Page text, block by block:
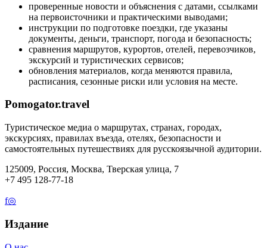
проверенные новости и объяснения с датами, ссылками
на первоисточники и практическими выводами;
инструкции по подготовке поездки, где указаны
документы, деньги, транспорт, погода и безопасность;
сравнения маршрутов, курортов, отелей, перевозчиков,
экскурсий и туристических сервисов;
обновления материалов, когда меняются правила,
расписания, сезонные риски или условия на месте.
Pomogator.travel
Туристическое медиа о маршрутах, странах, городах,
экскурсиях, правилах въезда, отелях, безопасности и
самостоятельных путешествиях для русскоязычной аудитории.
125009, Россия, Москва, Тверская улица, 7
+7 495 128-77-18
f◎
Издание